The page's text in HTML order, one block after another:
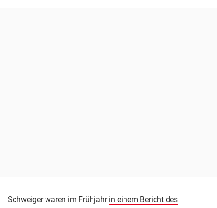
Schweiger waren im Frühjahr in einem Bericht des